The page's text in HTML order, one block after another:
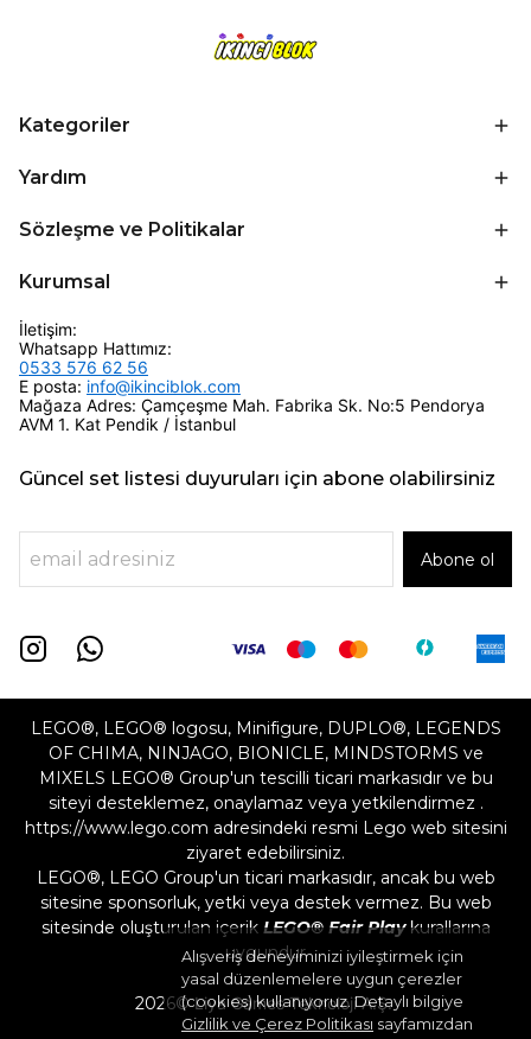
Alışveriş deneyiminizi iyileştirmek için
yasal düzenlemelere uygun çerezler
(cookies) kullanıyoruz. Detaylı bilgiye
Gizlilik ve Çerez Politikası sayfamızdan
Kategoriler
Yardım
Sözleşme ve Politikalar
Kurumsal
İletişim:
Whatsapp Hattımız:
0533 576 62 56
E posta: info@ikinciblok.com
Mağaza Adres: Çamçeşme Mah. Fabrika Sk. No:5 Pendorya
AVM 1. Kat Pendik / İstanbul
Güncel set listesi duyuruları için abone olabilirsiniz
Abone ol
LEGO®, LEGO® logosu, Minifigure, DUPLO®, LEGENDS
OF CHIMA, NINJAGO, BIONICLE, MINDSTORMS ve
MIXELS LEGO® Group'un tescilli ticari markasıdır ve bu
siteyi desteklemez, onaylamaz veya yetkilendirmez .
https://www.lego.com adresindeki resmi Lego web sitesini
ziyaret edebilirsiniz.
LEGO®, LEGO Group'un ticari markasıdır, ancak bu web
sitesine sponsorluk, yetki veya destek vermez. Bu web
sitesinde oluşturulan içerik LEGO® Fair Playkurallarına
uygundur
2026©Liya Games Teknoloji A.Ş.